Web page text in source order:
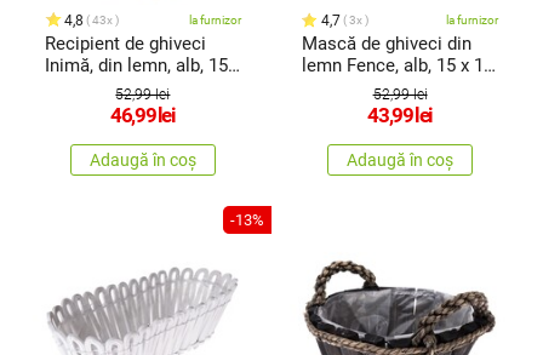
4,8 43x la furnizor
Recipient de ghiveci
Inimă, din lemn, alb, 15 x
52,99 lei
46,99 lei
Adaugă în coș
4,7 3x la furnizor
Mască de ghiveci din
lemn Fence, alb, 15 x 10
52,99 lei
43,99 lei
Adaugă în coș
-13%